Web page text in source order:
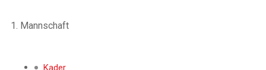
1. Mannschaft
Kader